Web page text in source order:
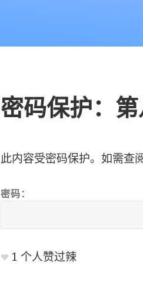
密码保护：
此内容受密码保护。如需查
密码：
1 个人赞过辣